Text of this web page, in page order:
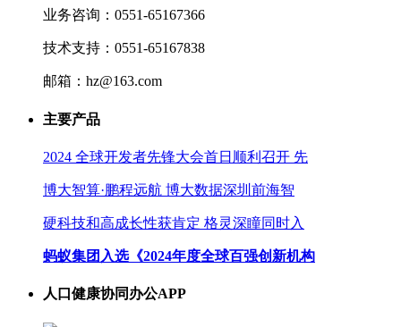
业务咨询：0551-65167366
技术支持：0551-65167838
邮箱：hz@163.com
主要产品
2024 全球开发者先锋大会首日顺利召开 先
博大智算·鹏程远航 博大数据深圳前海智
硬科技和高成长性获肯定 格灵深瞳同时入
蚂蚁集团入选《2024年度全球百强创新机构
人口健康协同办公APP